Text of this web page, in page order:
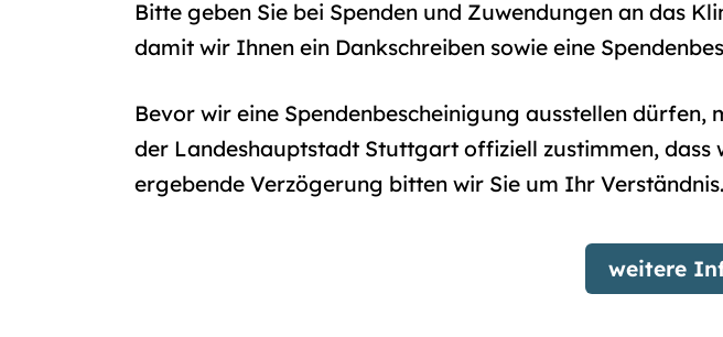
Bitte geben Sie bei Spenden und Zuwendungen an das
damit wir Ihnen ein Dankschreiben sowie eine
Bevor wir eine Spendenbescheinigung ausstellen dürfen,
der Landeshauptstadt Stuttgart offiziell zustimmen, dass
ergebende Verzögerung bitten wir Sie um Ihr
weitere